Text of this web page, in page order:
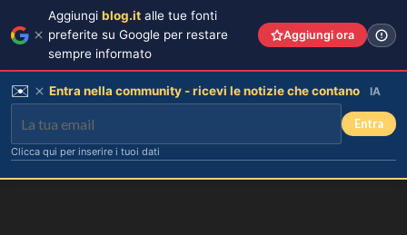
Aggiungi blog.it alle tue fonti
preferite su Google per restare
sempre informato
Aggiungi ora
✉️ Entra nella community - ricevi le notizie che contano IA
Entra
Clicca qui per inserire i tuoi dati